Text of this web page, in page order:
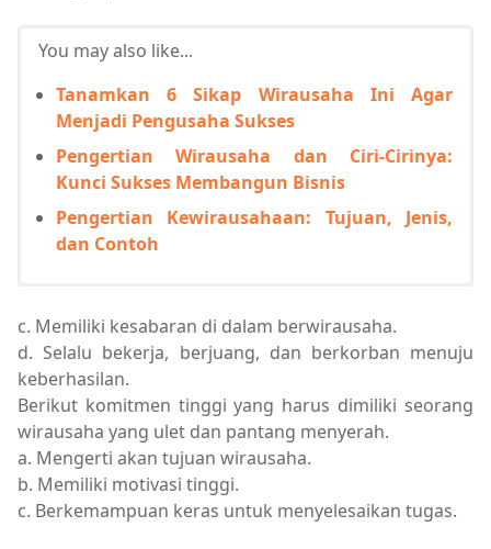
You may also like...
Tanamkan 6 Sikap Wirausaha Ini Agar
Menjadi Pengusaha Sukses
Pengertian Wirausaha dan Ciri-Cirinya:
Kunci Sukses Membangun Bisnis
Pengertian Kewirausahaan: Tujuan, Jenis,
dan Contoh
c. Memiliki kesabaran di dalam berwirausaha.
d. Selalu bekerja, berjuang, dan berkorban menuju
keberhasilan.
Berikut komitmen tinggi yang harus dimiliki seorang
wirausaha yang ulet dan pantang menyerah.
a. Mengerti akan tujuan wirausaha.
b. Memiliki motivasi tinggi.
c. Berkemampuan keras untuk menyelesaikan tugas.